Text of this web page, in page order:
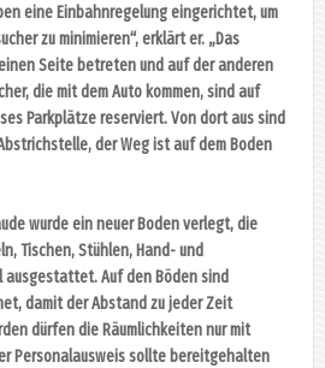
eine Einbahnregelung eingerichtet, um
zu minimieren“, erklärt er. „Das
Seite betreten und auf der anderen
die mit dem Auto kommen, sind auf
Parkplätze reserviert. Von dort aus sind
der Weg ist auf dem Boden
wurde ein neuer Boden verlegt, die
Tischen, Stühlen, Hand- und
Auf den Böden sind
damit der Abstand zu jeder Zeit
dürfen die Räumlichkeiten nur mit
Personalausweis sollte bereitgehalten